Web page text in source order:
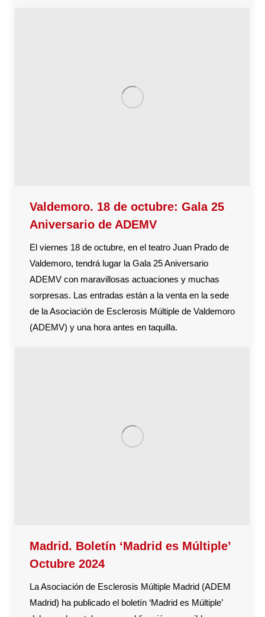
Valdemoro. 18 de octubre: Gala 25
Aniversario de ADEMV
El viernes 18 de octubre, en el teatro Juan Prado de
Valdemoro, tendrá lugar la Gala 25 Aniversario
ADEMV con maravillosas actuaciones y muchas
sorpresas. Las entradas están a la venta en la sede
de la Asociación de Esclerosis Múltiple de Valdemoro
(ADEMV) y una hora antes en taquilla.
Madrid. Boletín ‘Madrid es Múltiple’
Octubre 2024
La Asociación de Esclerosis Múltiple Madrid (ADEM
Madrid) ha publicado el boletín ‘Madrid es Múltiple’